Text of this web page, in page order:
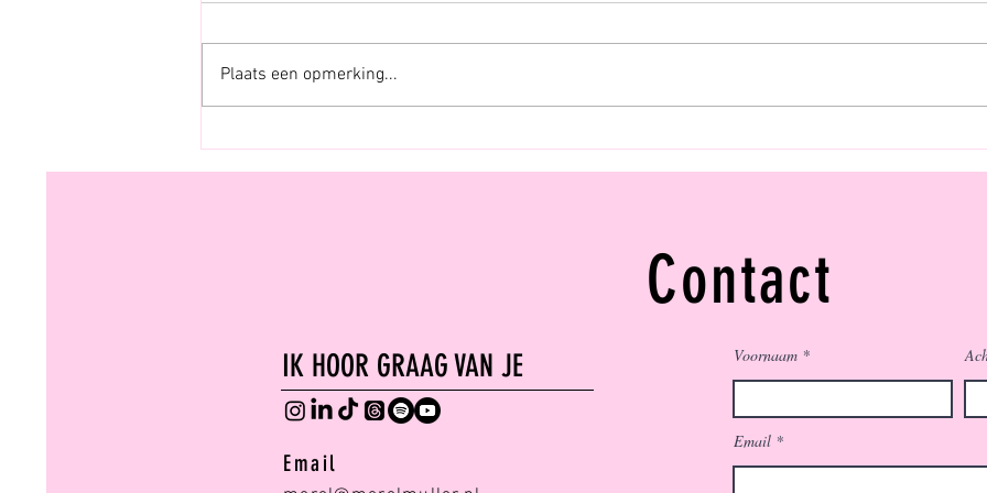
een video tegen op TikTok over
maakbaarheid en controle en hoe
door scrollen, maar toch blijft
getriggerd door iets, maar d
Plaats een opmerking...
Contact
IK HOOR GRAAG VAN JE
Email
Voornaam
Email